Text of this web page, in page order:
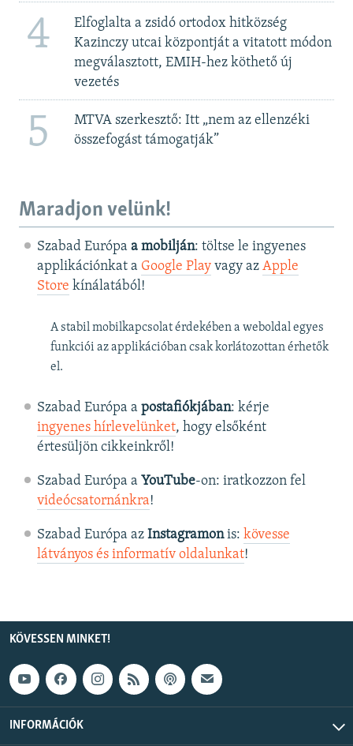
4
Elfoglalta a zsidó ortodox hitközség
Kazinczy utcai központját a vitatott módon
megválasztott, EMIH-hez köthető új
vezetés
5
MTVA szerkesztő: Itt „nem az ellenzéki
összefogást támogatják”
Maradjon velünk!
Szabad Európa a mobilján: töltse le ingyenes
applikációnkat a Google Playvagy az Apple
Store kínálatából!
A stabil mobilkapcsolat érdekében a weboldal egyes
funkciói az applikációban csak korlátozottan érhetők
el.
Szabad Európa a postafiókjában: kérje
ingyenes hírlevelünket, hogy elsőként
értesüljön cikkeinkről!
Szabad Európa a YouTube-on: iratkozzon fel
videócsatornánkra!
Szabad Európa az Instagramonis: kövesse
látványos és informatív oldalunkat! ​
KÖVESSEN MINKET!
INFORMÁCIÓK